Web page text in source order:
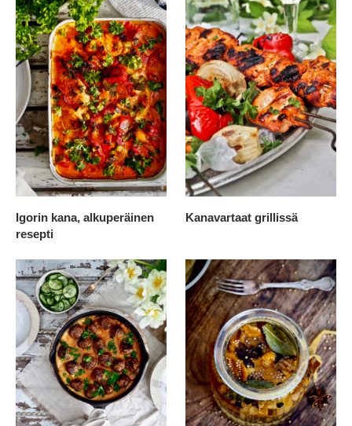
Igorin kana, alkuperäinen
resepti
Kanavartaat grillissä